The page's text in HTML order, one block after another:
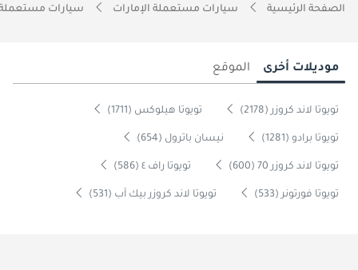
الصفحة الرئيسية سيارات مستعملة الإمارات سيارات
موديلات أخرى الموقع
تويوتا لاند كروزر (2178) تويوتا هيلوكس (1711)
تويوتا برادو (1281) نيسان باترول (654)
تويوتا لاند كروزر 70 (600) تويوتا راف ٤ (586)
تويوتا فورتونر (533) تويوتا لاند كروزر بيك آب (531)